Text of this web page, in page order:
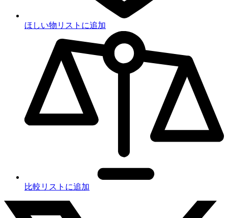
ほしい物リストに追加
比較リストに追加